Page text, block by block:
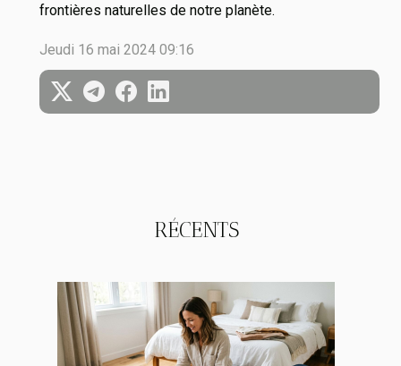
RÉCENTS
frontières naturelles de notre planète.
Jeudi 16 mai 2024 09:16